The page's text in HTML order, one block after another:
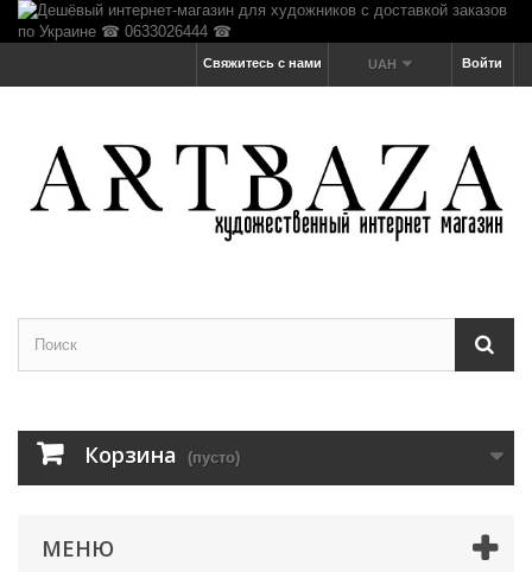
Войти
UAH
Свяжитесь с нами
Корзина (пусто)
МЕНЮ